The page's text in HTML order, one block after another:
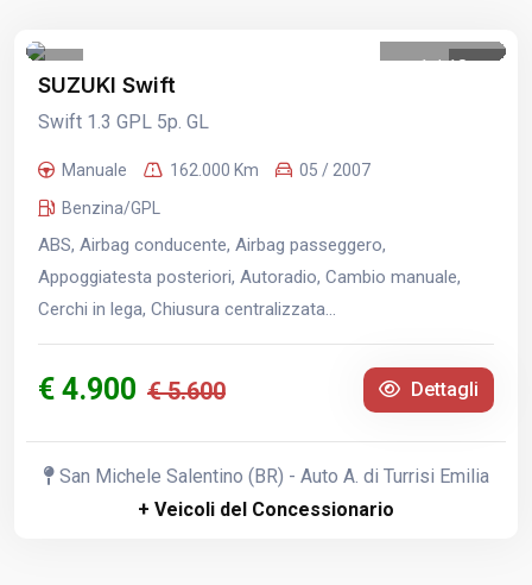
1 /18
SUZUKI Swift
Swift 1.3 GPL 5p. GL
Manuale 162.000 Km
05 / 2007
Benzina/GPL
ABS, Airbag conducente, Airbag passeggero,
Appoggiatesta posteriori, Autoradio, Cambio manuale,
Cerchi in lega, Chiusura centralizzata...
€ 4.900 € 5.600 Dettagli
San Michele Salentino (BR) - Auto A. di Turrisi Emilia
+ Veicoli del Concessionario